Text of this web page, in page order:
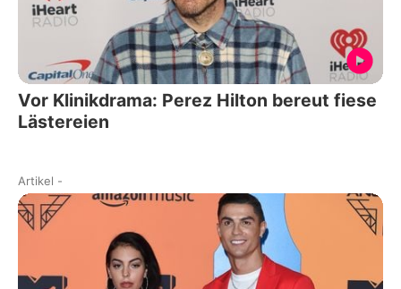
Vor Klinikdrama: Perez Hilton bereut fiese
Lästereien
Artikel -